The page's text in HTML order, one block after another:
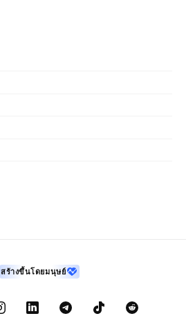
สร้างขึ้นโดยมนุษย์